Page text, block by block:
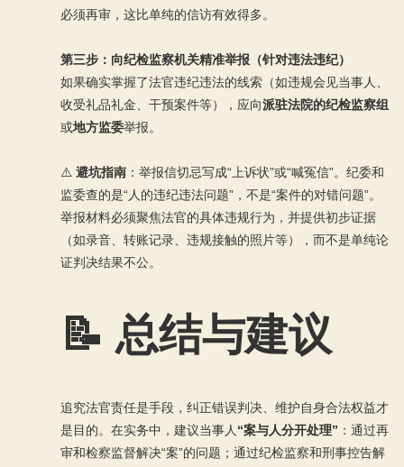
必须再审，这比单纯的信访有效得多。
第三步：向纪检监察机关精准举报（针对违法违纪）
如果确实掌握了法官违纪违法的线索（如违规会见当事人、
收受礼品礼金、干预案件等），应向派驻法院的纪检监察组
或地方监委举报。
⚠️ 避坑指南 ：举报信切忌写成“上诉状”或“喊冤信”。纪委和
监委查的是“人的违纪违法问题”，不是“案件的对错问题”。
举报材料必须聚焦法官的具体违规行为，并提供初步证据
（如录音、转账记录、违规接触的照片等），而不是单纯论
证判决结果不公。
📝 总结与建议
追究法官责任是手段，纠正错误判决、维护自身合法权益才
是目的。在实务中，建议当事人 “案与人分开处理” ：通过再
审和检察监督解决“案”的问题；通过纪检监察和刑事控告解